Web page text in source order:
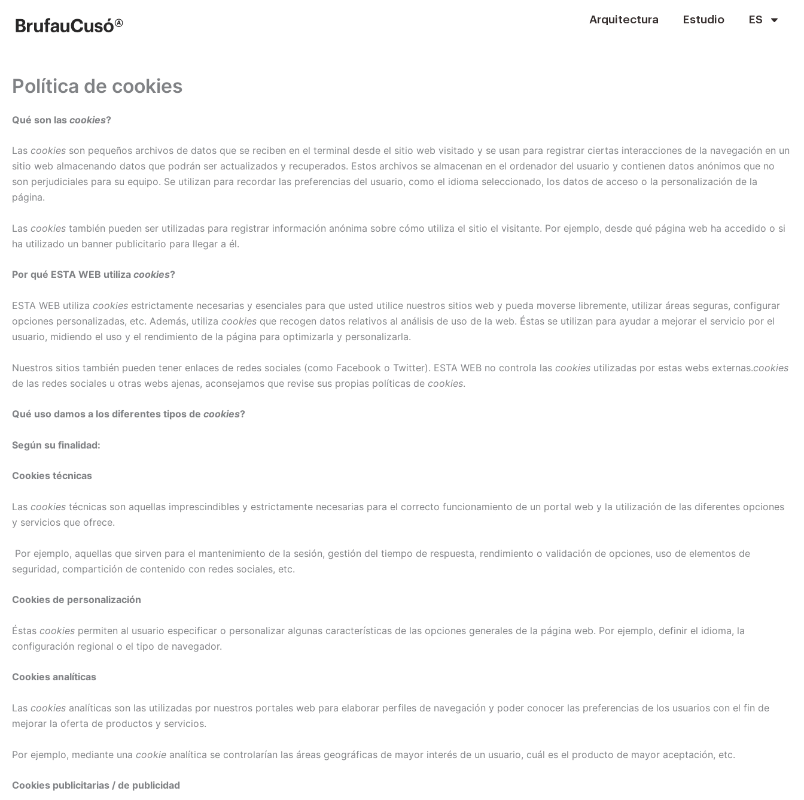
Arquitectura Estudio ES
Política de cookies
Qué son las cookies?
Las cookies son pequeños archivos de datos que se reciben en el terminal desde el sitio web visitado y se usan para registrar ciertas interacciones de la navegación en un
sitio web almacenando datos que podrán ser actualizados y recuperados. Estos archivos se almacenan en el ordenador del usuario y contienen datos anónimos que no
son perjudiciales para su equipo. Se utilizan para recordar las preferencias del usuario, como el idioma seleccionado, los datos de acceso o la personalización de la
página.
Las cookies también pueden ser utilizadas para registrar información anónima sobre cómo utiliza el sitio el visitante. Por ejemplo, desde qué página web ha accedido o si
ha utilizado un banner publicitario para llegar a él.
Por qué ESTA WEB utiliza cookies?
ESTA WEB utiliza cookies estrictamente necesarias y esenciales para que usted utilice nuestros sitios web y pueda moverse libremente, utilizar áreas seguras, configurar
opciones personalizadas, etc. Además, utiliza cookies que recogen datos relativos al análisis de uso de la web. Éstas se utilizan para ayudar a mejorar el servicio por el
usuario, midiendo el uso y el rendimiento de la página para optimizarla y personalizarla.
Nuestros sitios también pueden tener enlaces de redes sociales (como Facebook o Twitter). ESTA WEB no controla las cookies utilizadas por estas webs externas.cookies
de las redes sociales u otras webs ajenas, aconsejamos que revise sus propias políticas de cookies.
Qué uso damos a los diferentes tipos de cookies?
Según su finalidad:
Cookies técnicas
Las cookies técnicas son aquellas imprescindibles y estrictamente necesarias para el correcto funcionamiento de un portal web y la utilización de las diferentes opciones
y servicios que ofrece.
Por ejemplo, aquellas que sirven para el mantenimiento de la sesión, gestión del tiempo de respuesta, rendimiento o validación de opciones, uso de elementos de
seguridad, compartición de contenido con redes sociales, etc.
Cookies de personalización
Éstas cookies permiten al usuario especificar o personalizar algunas características de las opciones generales de la página web. Por ejemplo, definir el idioma, la
configuración regional o el tipo de navegador.
Cookies analíticas
Las cookies analíticas son las utilizadas por nuestros portales web para elaborar perfiles de navegación y poder conocer las preferencias de los usuarios con el fin de
mejorar la oferta de productos y servicios.
Por ejemplo, mediante una cookie analítica se controlarían las áreas geográficas de mayor interés de un usuario, cuál es el producto de mayor aceptación, etc.
Cookies publicitarias / de publicidad